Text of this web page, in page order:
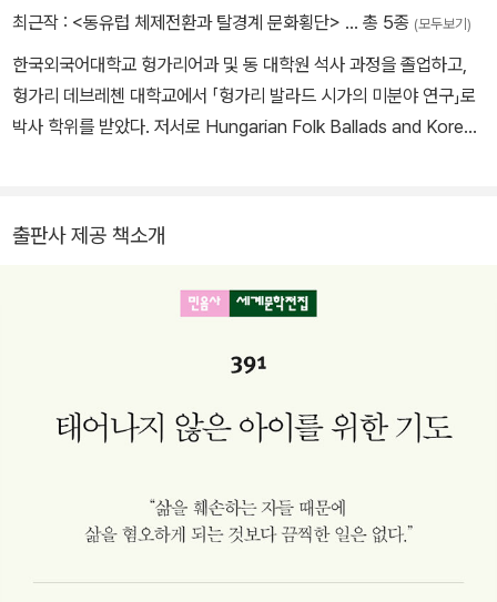
등 많은 철학가와 작가의 작품을 독일어에서 헝가리어로 번역, 소개
탈고한다. 이후 의미상 속편에 해당하는 『좌절』, 『태어나지 않은 아이
를 위한 기도』 등 홀로코스트를 주제로 한 일련의 작품을 통해 인간성
의 본질을 끈질기게 탐구했다. 소로스 재단 상, 라이프치히 문학상, 헤
가리 최고의 훈장인 성 이슈트반 훈장을 받았고 2016년 향년 86세
최근작 : <동유럽 체제전환과 탈경계 문화횡단> … 총 5종 (모두보기)
한국외국어대학교 헝가리어과 및 동 대학원 석사 과정을 졸업하고,
헝가리 데브레첸 대학교에서 「헝가리 발라드 시가의 미분야 연구」로
박사 학위를 받았다. 저서로 Hungarian Folk Ballads and Korean
발라드의 역사적 고찰」, 「口碑歷史의 典型으로 헝가리 傳說에 관
출판사 제공 책소개